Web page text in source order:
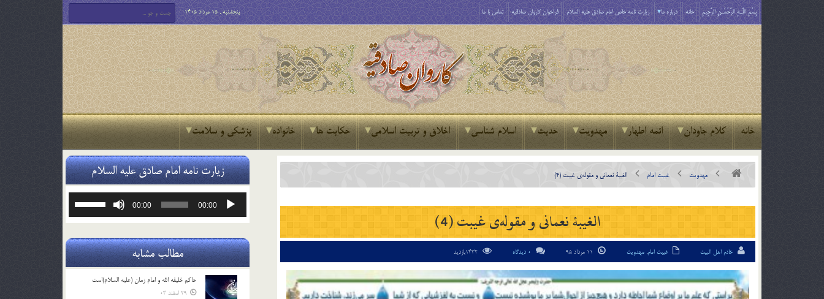
بِسْمِ اللَّـهِ الرَّحْمَـٰنِ الرَّحِيمِ خانه درباره ما زیارت نامه خاص امام صادق علیه السلام فراخوان کاروان صادقیه تماس با ما پنجشنبه , 15 مرداد 1405
خانه کلام جاودان ائمه اطهار مهدویت حدیث اسلام شناسی اخلاق و تربیت اسلامی حکایت ها خانواده پزشکی و سلامت
مهدویت غیبت امام الغیبۀ نعمانی و مقوله‌ی غیبت (4)
الغیبۀ نعمانی و مقوله‌ی غیبت (4)
خادم اهل البیت غیبت امام, مهدویت 0 دیدگاه
زیارت نامه امام صادق علیه السلام
پخش‌کننده
00:00
00:00
یا
صدا
کلیدهای
مطالب مشابه
حاکم خليفه الله و امام زمان (علیه السلام)است
29 اسفند 03